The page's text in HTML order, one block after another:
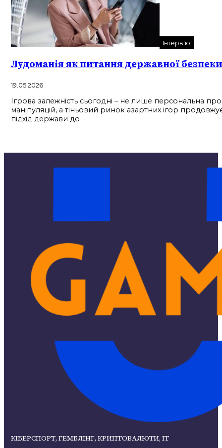
Інтерв'ю
Лудоманія як питання державної
19.05.2026
Ігрова залежність сьогодні – не лише персональна
маніпуляцій, а тіньовий ринок азартних ігор
підхід держави до
КІБЕРСПОРТ, ГЕМБЛІНГ, КРИПТОВАЛЮТИ, ІТ